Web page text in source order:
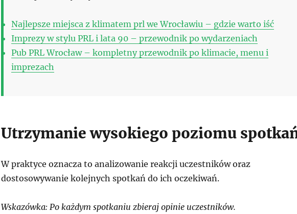
Najlepsze miejsca z klimatem prl we Wrocławiu – gdzie warto iść
Imprezy w stylu PRL i lata 90 – przewodnik po wydarzeniach
Pub PRL Wrocław – kompletny przewodnik po klimacie, menu i
imprezach
Utrzymanie wysokiego poziomu
W praktyce oznacza to analizowanie reakcji uczestników oraz
dostosowywanie kolejnych spotkań do ich oczekiwań.
Wskazówka: Po każdym spotkaniu zbieraj opinie uczestników.